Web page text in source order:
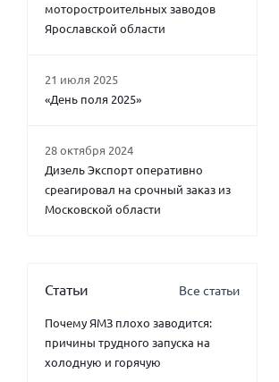
моторостроительных заводов
Ярославской области
21 июля 2025
«День поля 2025»
28 октября 2024
Дизель Экспорт оперативно
среагировал на срочный заказ из
Московской области
Статьи Все статьи
Почему ЯМЗ плохо заводится:
причины трудного запуска на
холодную и горячую